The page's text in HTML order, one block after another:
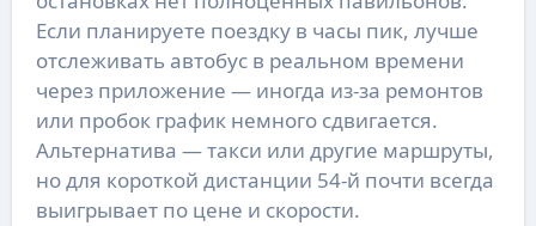
Если планируете поездку в часы пик, лучше
отслеживать автобус в реальном времени
через приложение — иногда из-за ремонтов
или пробок график немного сдвигается.
Альтернатива — такси или другие маршруты,
но для короткой дистанции 54-й почти всегда
выигрывает по цене и скорости.